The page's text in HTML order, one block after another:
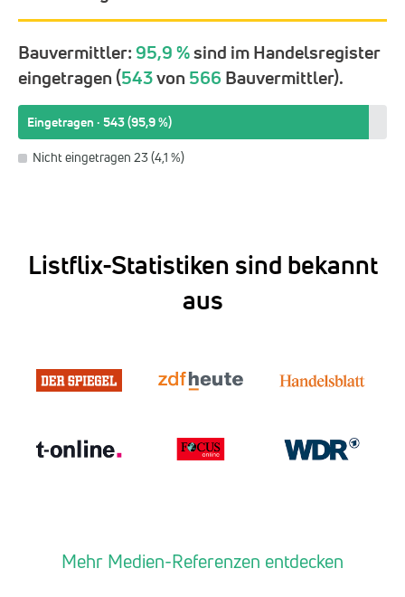
Bauvermittler:95,9 %sind im Handelsregister
eingetragen (543von 566Bauvermittler).
Eingetragen · 543 (95,9 %)
Nicht eingetragen 23 (4,1 %)
Listflix-Statistiken sind bekannt
aus
Mehr Medien-Referenzen entdecken